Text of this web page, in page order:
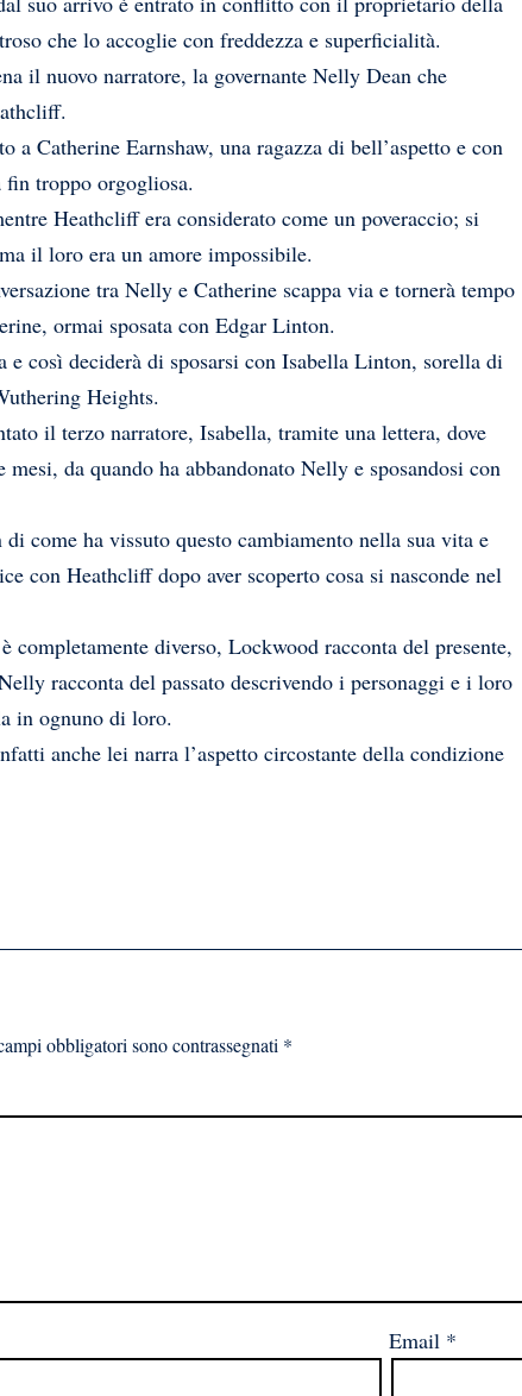
che lo accoglie con freddezza e superficialità.
il nuovo narratore, la governante Nelly Dean che
a Catherine Earnshaw, una ragazza di bell’aspetto e con
fin troppo orgogliosa.
Heathcliff era considerato come un poveraccio; si
il loro era un amore impossibile.
tra Nelly e Catherine scappa via e tornerà tempo
ormai sposata con Edgar Linton.
e così deciderà di sposarsi con Isabella Linton, sorella di
Heights.
il terzo narratore, Isabella, tramite una lettera, dove
da quando ha abbandonato Nelly e sposandosi con
come ha vissuto questo cambiamento nella sua vita e
con Heathcliff dopo aver scoperto cosa si nasconde nel
diverso, Lockwood racconta del presente,
racconta del passato descrivendo i personaggi e i loro
in ognuno di loro.
anche lei narra l’aspetto circostante della condizione
obbligatori sono contrassegnati *
Email *